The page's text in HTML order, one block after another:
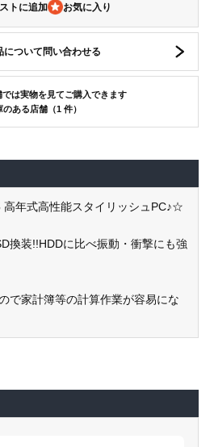
トに追加
について問い合わせる
は実物を見てご購入できます
のある店舗（1 件）
年式高性能スタイリッシュPC♪☆
換装!!HDDに比べ振動・衝撃にも強
で家計簿等の計算作業が容易にな